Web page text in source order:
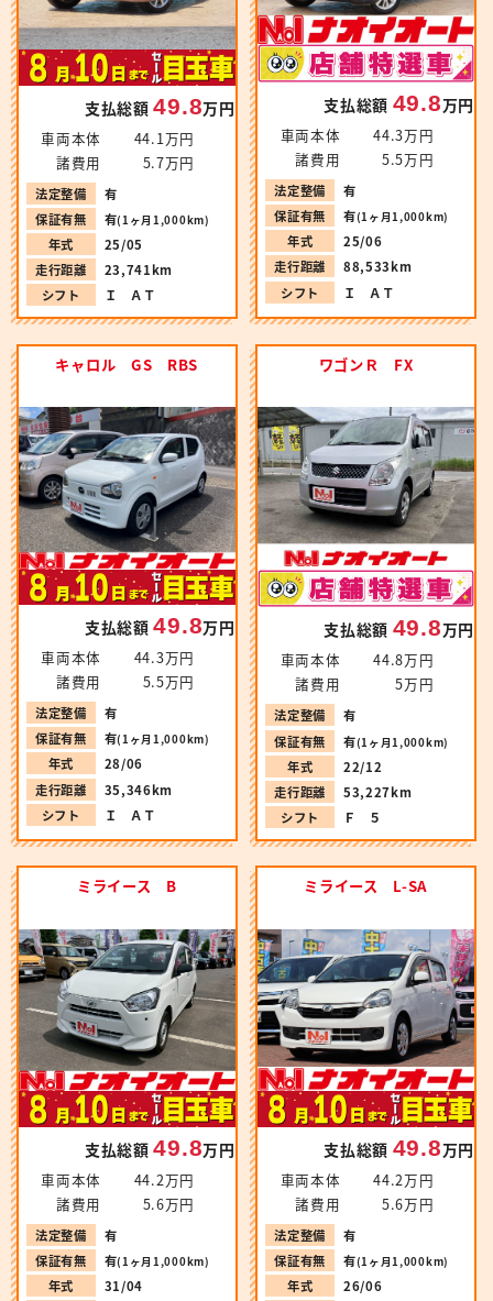
支払総額49.8万円
車両本体
44.1万円
諸費用
5.7万円
法定整備
有
保証有無
有(1ヶ月1,000km)
年式
25/05
走行距離
23,741km
シフト
Ｉ ＡＴ
支払総額 49.8万円
車両本体
44.3万円
諸費用
5.5万円
法定整備
有
保証有無
有(1ヶ月1,000km)
年式
25/06
走行距離
88,533km
シフト
Ｉ ＡＴ
キャロル GS RBS
支払総額49.8万円
車両本体
44.3万円
諸費用
5.5万円
法定整備
有
保証有無
有(1ヶ月1,000km)
年式
28/06
走行距離
35,346km
シフト
Ｉ ＡＴ
ワゴンＲ FX
支払総額 49.8万円
車両本体
44.8万円
諸費用
5万円
法定整備
有
保証有無
有(1ヶ月1,000km)
年式
22/12
走行距離
53,227km
シフト
Ｆ ５
ミライース B
支払総額49.8万円
車両本体
44.2万円
諸費用
5.6万円
法定整備
有
保証有無
有(1ヶ月1,000km)
年式
31/04
ミライース L-SA
支払総額 49.8万円
車両本体
44.2万円
諸費用
5.6万円
法定整備
有
保証有無
有(1ヶ月1,000km)
年式
26/06